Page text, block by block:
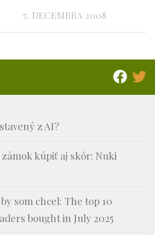
5. DECEMBRA 2008
z AI?
kúpiť aj skôr: Nuki
som chcel: The top 10
bought in July 2025